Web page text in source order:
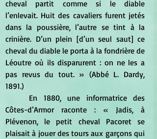
cheval partit comme si le diable
l’enlevait. Huit des cavaliers furent jetés
dans la poussière, l’autre se tint à la
crinière. D’un plein [d’un seul saut] ce
cheval du diable le porta à la fondrière de
Léoutre où ils disparurent : on ne les a
pas revus du tout. » (Abbé L. Dardy,
1891.)
Côtes-d’Armor raconte : « Jadis, à
Plévenon, le petit cheval Pacoret se
plaisait à jouer des tours aux garçons qui